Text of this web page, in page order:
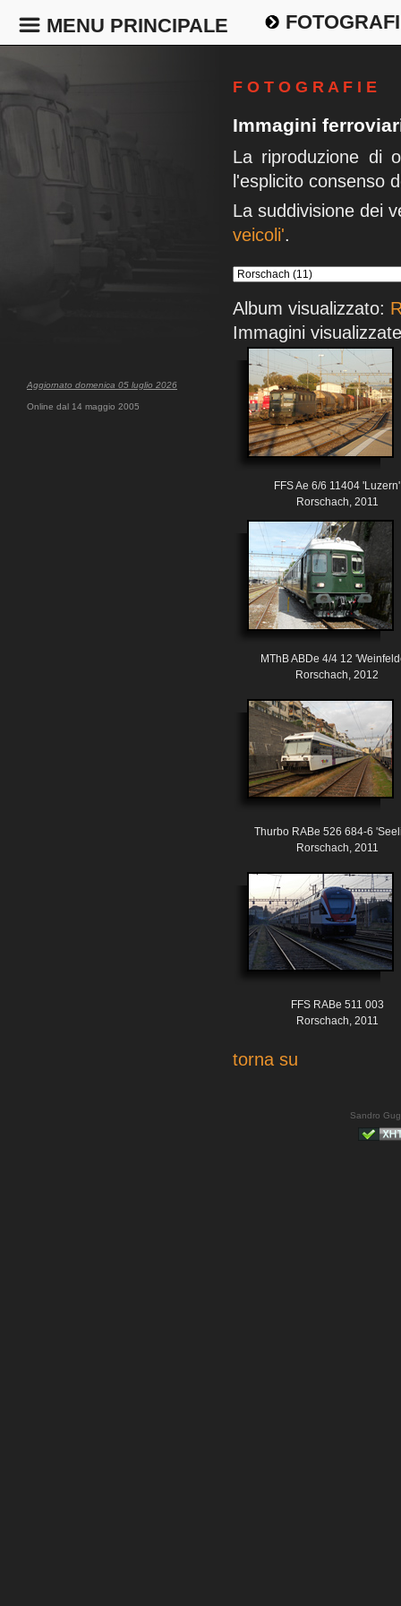
MENU PRINCIPALE
Aggiornato domenica 05 luglio 2026
Online dal 14 maggio 2005
F O T O G R A F I E
Immagini
La riproduzione di
l'esplicito consenso
La suddivisione dei
veicoli'.
Album visualizzato:
Immagini
FFS Ae 6/6 11404 'Luzern'
Rorschach, 2011
MThB ABDe 4/4 12
Rorschach, 2012
Thurbo RABe 526 684-6
Rorschach, 2011
FFS RABe 511 003
Rorschach, 2011
torna su
Sandro